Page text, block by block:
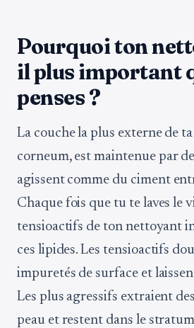
Pourquoi ton
il plus important
penses ?
La couche la plus externe de
corneum, est maintenue par
agissent comme du ciment
Chaque fois que tu te laves le
tensioactifs de ton nettoyant
ces lipides. Les tensioactifs
impuretés de surface et
Les plus agressifs extraient
peau et restent dans le